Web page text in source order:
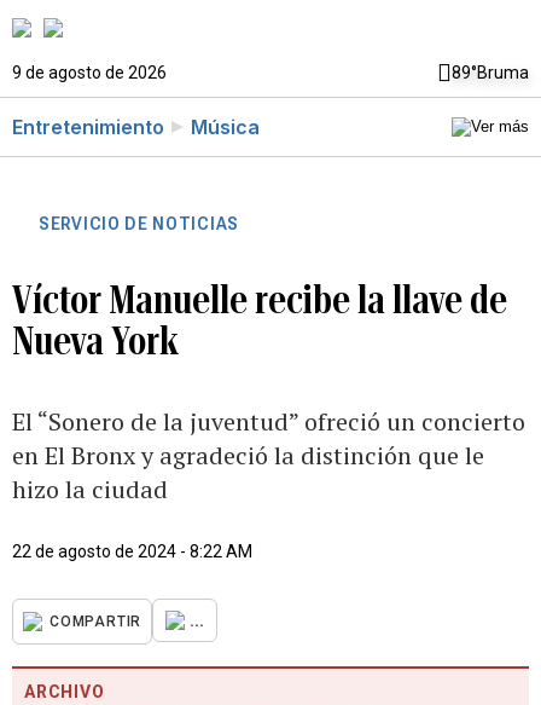
9 de agosto de 2026 89°Bruma
Entretenimiento Música
SERVICIO DE NOTICIAS
Víctor Manuelle recibe la llave de
Nueva York
El “Sonero de la juventud” ofreció un concierto
en El Bronx y agradeció la distinción que le
hizo la ciudad
22 de agosto de 2024 - 8:22 AM
COMPARTIR ...
ARCHIVO